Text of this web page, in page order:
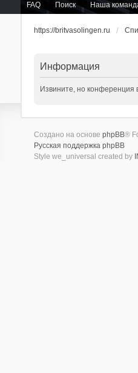
FAQ Поиск Наша
https://britvasolingen.ru
Информация
Извините, но конференция
Создано на основе phpBB®
Русская поддержка phpBB
Style we_universal created by